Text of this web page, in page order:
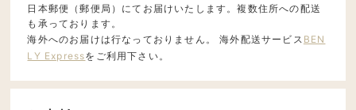
日本郵便（郵便局）にてお届けいたします。複数住所への配送
も承っております。
海外へのお届けは行なっておりません。 海外配送サービス BEN
LY Expressをご利用下さい。